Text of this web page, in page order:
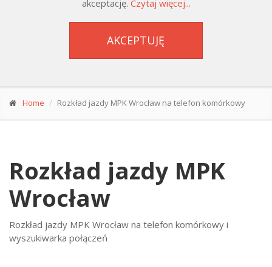
akceptację. Czytaj więcej...
AKCEPTUJĘ
Home Rozkład jazdy MPK Wrocław na telefon komórkowy
Rozkład jazdy MPK
Wrocław
Rozkład jazdy MPK Wrocław na telefon komórkowy i
wyszukiwarka połączeń